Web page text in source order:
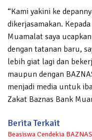
“Kami yakini ke
dikerjasamakan.
Muamalat saya
dengan tatanan baru,
lebih giat lagi dan
maupun dengan
menjadi media untuk
Zakat Baznas Bank
Berita Terkait
Beasiswa Cendekia